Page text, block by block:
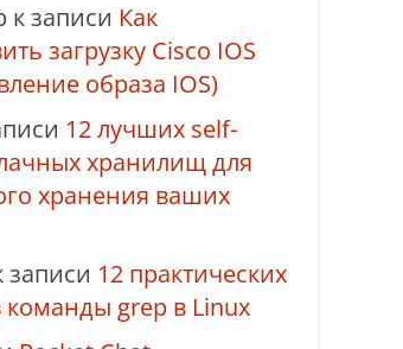
к записи Как
загрузку Cisco IOS
образа IOS)
12 лучших self-
хранилищ для
хранения ваших
записи 12 практических
grep в Linux